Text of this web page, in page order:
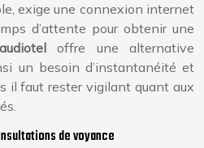
exige une connexion internet
d’attente pour obtenir une
offre une alternative
un besoin d’instantanéité et
il faut rester vigilant quant aux
de voyance